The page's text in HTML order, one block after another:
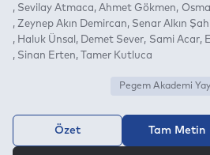
Sevilay Atmaca Ahmet Gökmen
Zeynep Akın Demircan
Senar Alkın
Haluk Ünsal
Demet Sever Sami Acar
Sinan Erten
Tamer Kutluca
Pegem Akademi
Özet Tam Metin